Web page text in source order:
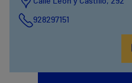
928297151